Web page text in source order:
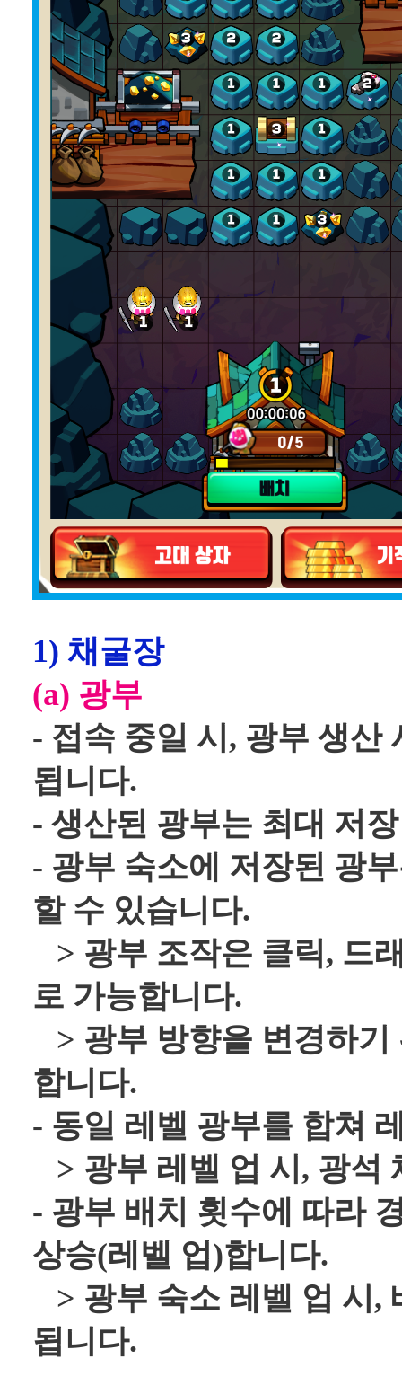
1) 채굴장
(a) 광부
- 접속 중일 시, 광부 생산
됩니다.
- 생산된 광부는 최대 저
- 광부 숙소에 저장된 광
할 수 있습니다.
> 광부 조작은 클릭, 드
로 가능합니다.
> 광부 방향을 변경하기
합니다.
- 동일 레벨 광부를 합쳐
> 광부 레벨 업 시, 광석
- 광부 배치 횟수에 따라
상승(레벨 업)합니다.
> 광부 숙소 레벨 업 시,
됩니다.